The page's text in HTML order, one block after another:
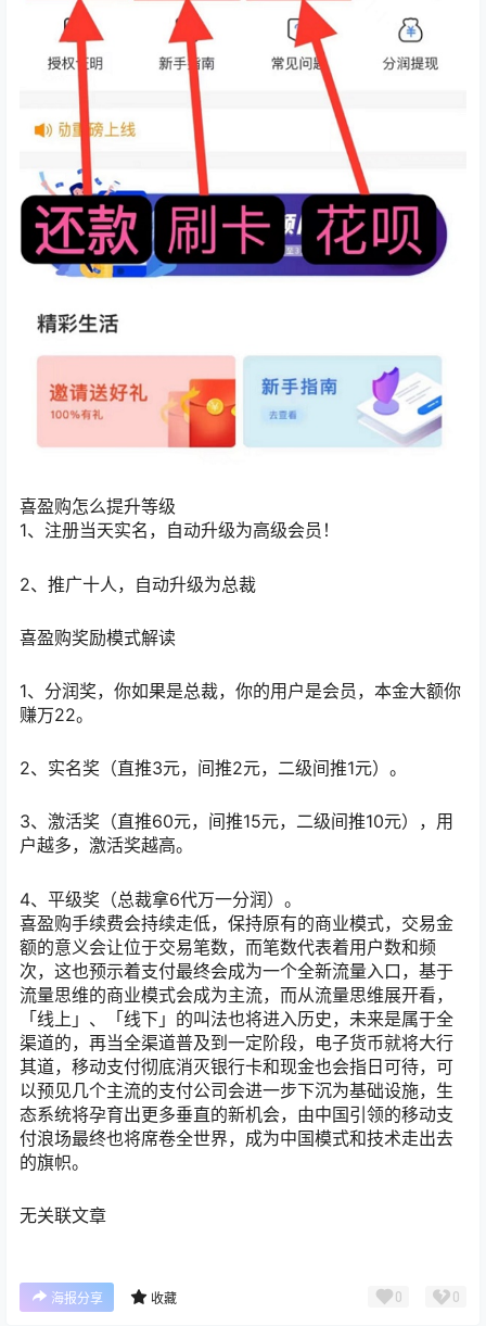
喜盈购怎么提升等级
1、注册当天实名，自动升级为高级会员！
2、推广十人，自动升级为总裁
喜盈购奖励模式解读
1、分润奖，你如果是总裁，你的用户是会员，本金大额你
赚万22。
2、实名奖（直推3元，间推2元，二级间推1元）。
3、激活奖（直推60元，间推15元，二级间推10元），用
户越多，激活奖越高。
4、平级奖（总裁拿6代万一分润）。
喜盈购手续费会持续走低，保持原有的商业模式，交易金
额的意义会让位于交易笔数，而笔数代表着用户数和频
次，这也预示着支付最终会成为一个全新流量入口，基于
流量思维的商业模式会成为主流，而从流量思维展开看，
「线上」、「线下」的叫法也将进入历史，未来是属于全
渠道的，再当全渠道普及到一定阶段，电子货币就将大行
其道，移动支付彻底消灭银行卡和现金也会指日可待，可
以预见几个主流的支付公司会进一步下沉为基础设施，生
态系统将孕育出更多垂直的新机会，由中国引领的移动支
付浪场最终也将席卷全世界，成为中国模式和技术走出去
的旗帜。
无关联文章
海报分享 收藏 0 0